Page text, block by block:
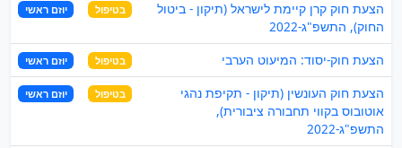
הצעת חוק קרן קיימת לישראל (תיקון - ביטול
החוק), התשפ"ג-2022
בטיפול יוזם ראשי
הצעת חוק-יסוד: המיעוט הערבי בטיפול יוזם ראשי
הצעת חוק העונשין (תיקון - תקיפת נהגי
אוטובוס בקווי תחבורה ציבורית),
התשפ"ג-2022
בטיפול יוזם ראשי